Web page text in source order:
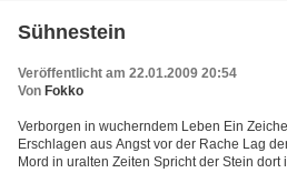
Sühnestein
Veröffentlicht am 22.01.2009 20:54
Von Fokko
Verborgen in wucherndem Leben Ein
Erschlagen aus Angst vor der Rache Lag
Mord in uralten Zeiten Spricht der Stein